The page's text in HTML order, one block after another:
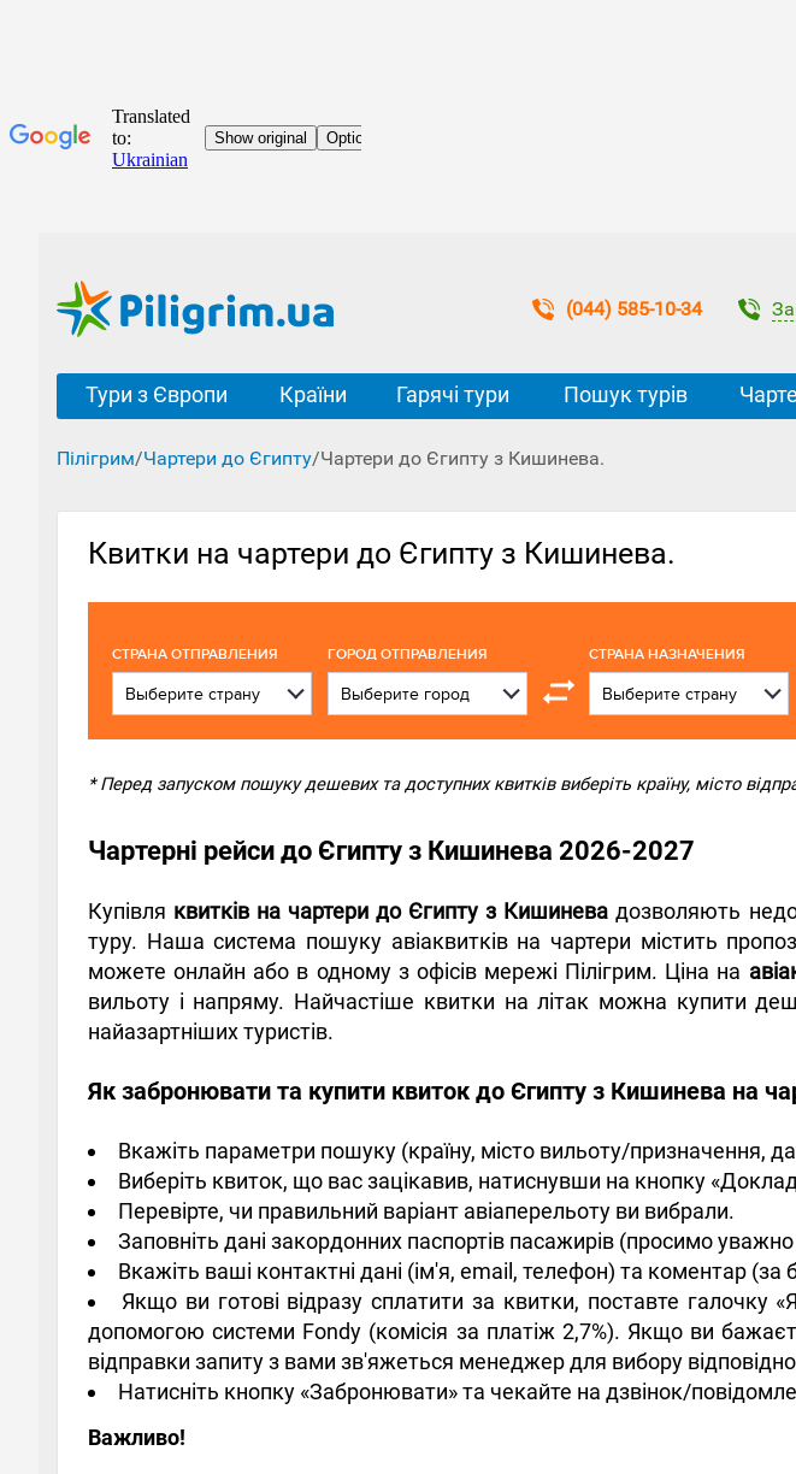
(044) 585-10-34
Тури з Європи Країни Гарячі тури Пошук турів
Пілігрим/Чартери до Єгипту/Чартери до Єгипту з Кишинева.
Квитки на чартери до Єгипту з Кишинева.
CТРАНА ОТПРАВЛЕНИЯ ГОРОД ОТПРАВЛЕНИЯ СТРАНА НАЗНАЧЕНИЯ
* Перед запуском пошуку дешевих та доступних квитків виберіть країну, місто
Чартерні рейси до Єгипту з Кишинева 2026-2027
Купівля квитків на чартери до Єгипту з Кишинева дозволяють
туру. Наша система пошуку авіаквитків на чартери містить
можете онлайн або в одному з офісів мережі Пілігрим. Ціна на
вильоту і напряму. Найчастіше квитки на літак можна купити
найазартніших туристів.
Як забронювати та купити квиток до Єгипту з Кишинева на
Вкажіть параметри пошуку (країну, місто вильоту/призначення,
Виберіть квиток, що вас зацікавив, натиснувши на кнопку
Перевірте, чи правильний варіант авіаперельоту ви вибрали.
Заповніть дані закордонних паспортів пасажирів (просимо уважно
Вкажіть ваші контактні дані (ім'я, email, телефон) та коментар
Якщо ви готові відразу сплатити за квитки, поставте
допомогою системи Fondy (комісія за платіж 2,7%). Якщо ви
відправки запиту з вами зв'яжеться менеджер для вибору
Натисніть кнопку «Забронювати» та чекайте на дзвінок/
Важливо!